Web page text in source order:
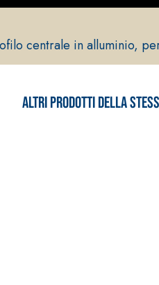
centrale in alluminio,
Altri prodotti della